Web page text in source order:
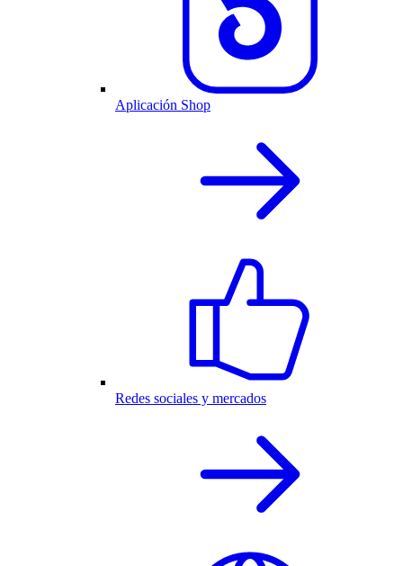
Aplicación Shop
Redes sociales y mercados